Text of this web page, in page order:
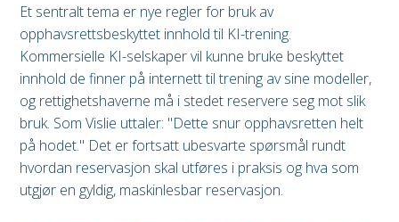
Et sentralt tema er nye regler for bruk av
opphavsrettsbeskyttet innhold til KI-trening.
Kommersielle KI-selskaper vil kunne bruke beskyttet
innhold de finner på internett til trening av sine modeller,
og rettighetshaverne må i stedet reservere seg mot slik
bruk. Som Vislie uttaler: "Dette snur opphavsretten helt
på hodet." Det er fortsatt ubesvarte spørsmål rundt
hvordan reservasjon skal utføres i praksis og hva som
utgjør en gyldig, maskinlesbar reservasjon.